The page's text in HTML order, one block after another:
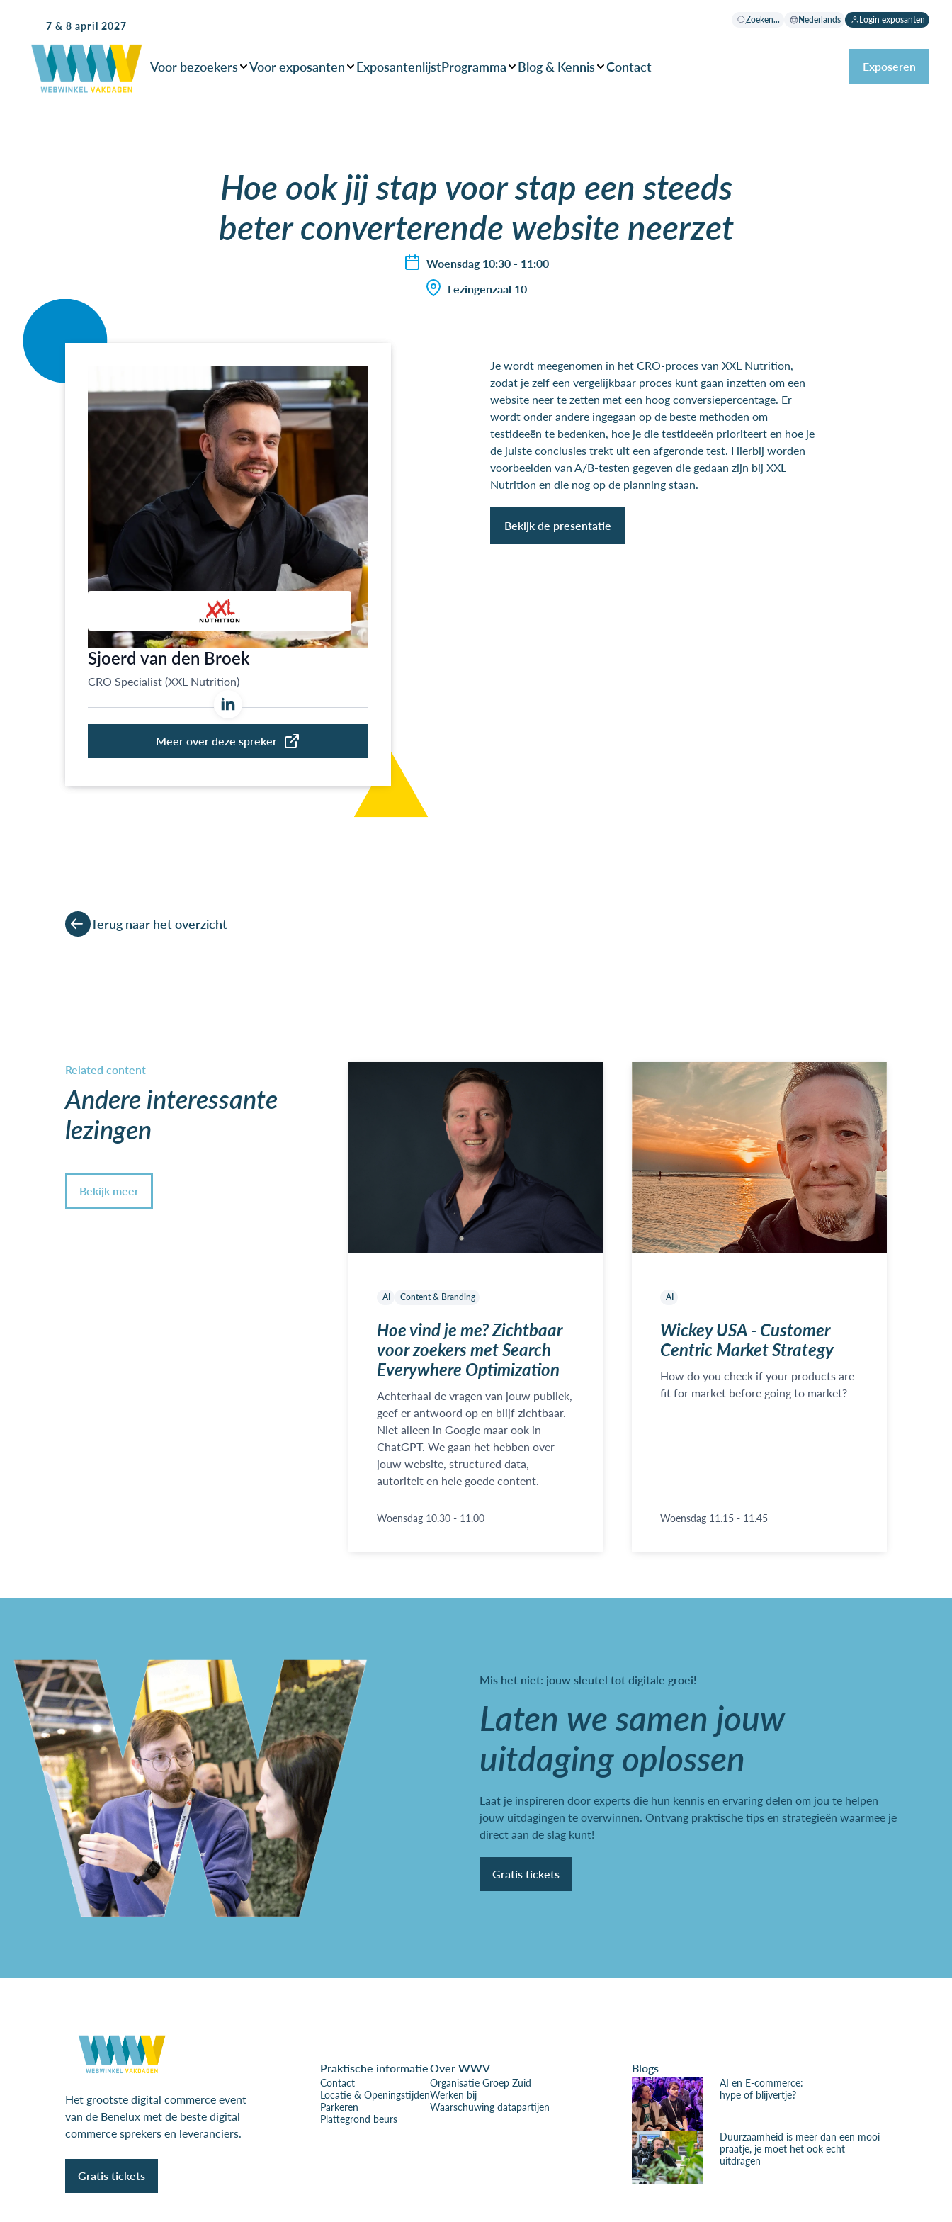
Zoeken... Nederlands Login exposanten
7 & 8 april 2027
Voor bezoekers Voor exposanten ExposantenlijstProgramma Blog & Kennis Contact Exposeren
Hoe ook jij stap voor stap een steeds
beter converterende website neerzet
Woensdag 10:30 - 11:00
Lezingenzaal 10
Je wordt meegenomen in het CRO-proces van XXL Nutrition,
zodat je zelf een vergelijkbaar proces kunt gaan inzetten om een
website neer te zetten met een hoog conversiepercentage. Er
wordt onder andere ingegaan op de beste methoden om
testideeën te bedenken, hoe je die testideeën prioriteert en hoe je
de juiste conclusies trekt uit een afgeronde test. Hierbij worden
voorbeelden van A/B-testen gegeven die gedaan zijn bij XXL
Nutrition en die nog op de planning staan.
Bekijk de presentatie
Terug naar het overzicht
Andere interessante
lezingen
AI Content & Branding
Hoe vind je me? Zichtbaar
voor zoekers met Search
Everywhere Optimization
Achterhaal de vragen van jouw publiek,
geef er antwoord op en blijf zichtbaar.
Niet alleen in Google maar ook in
ChatGPT. We gaan het hebben over
jouw website, structured data,
autoriteit en hele goede content.
Woensdag 10.30 - 11.00
AI
Wickey USA - Customer
Centric Market Strategy
How do you check if your products are
fit for market before going to market?
Woensdag 11.15 - 11.45
Bekijk meer
Mis het niet: jouw sleutel tot digitale groei!
Laten we samen jouw
uitdaging oplossen
Laat je inspireren door experts die hun kennis en ervaring delen om jou te helpen
jouw uitdagingen te overwinnen. Ontvang praktische tips en strategieën waarmee je
direct aan de slag kunt!
Gratis tickets
Het grootste digital commerce event
van de Benelux met de beste digital
commerce sprekers en leveranciers.
Gratis tickets
Praktische informatie
Contact
Locatie & Openingstijden
Parkeren
Plattegrond beurs
Over WWV
Organisatie Groep Zuid
Werken bij
Waarschuwing datapartijen
Blogs
AI en E-commerce:
hype of blijvertje?
Duurzaamheid is meer dan een mooi
praatje, je moet het ook echt
uitdragen